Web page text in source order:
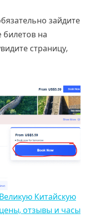
зайдите
на
страницу,
Китайскую
отзывы и часы